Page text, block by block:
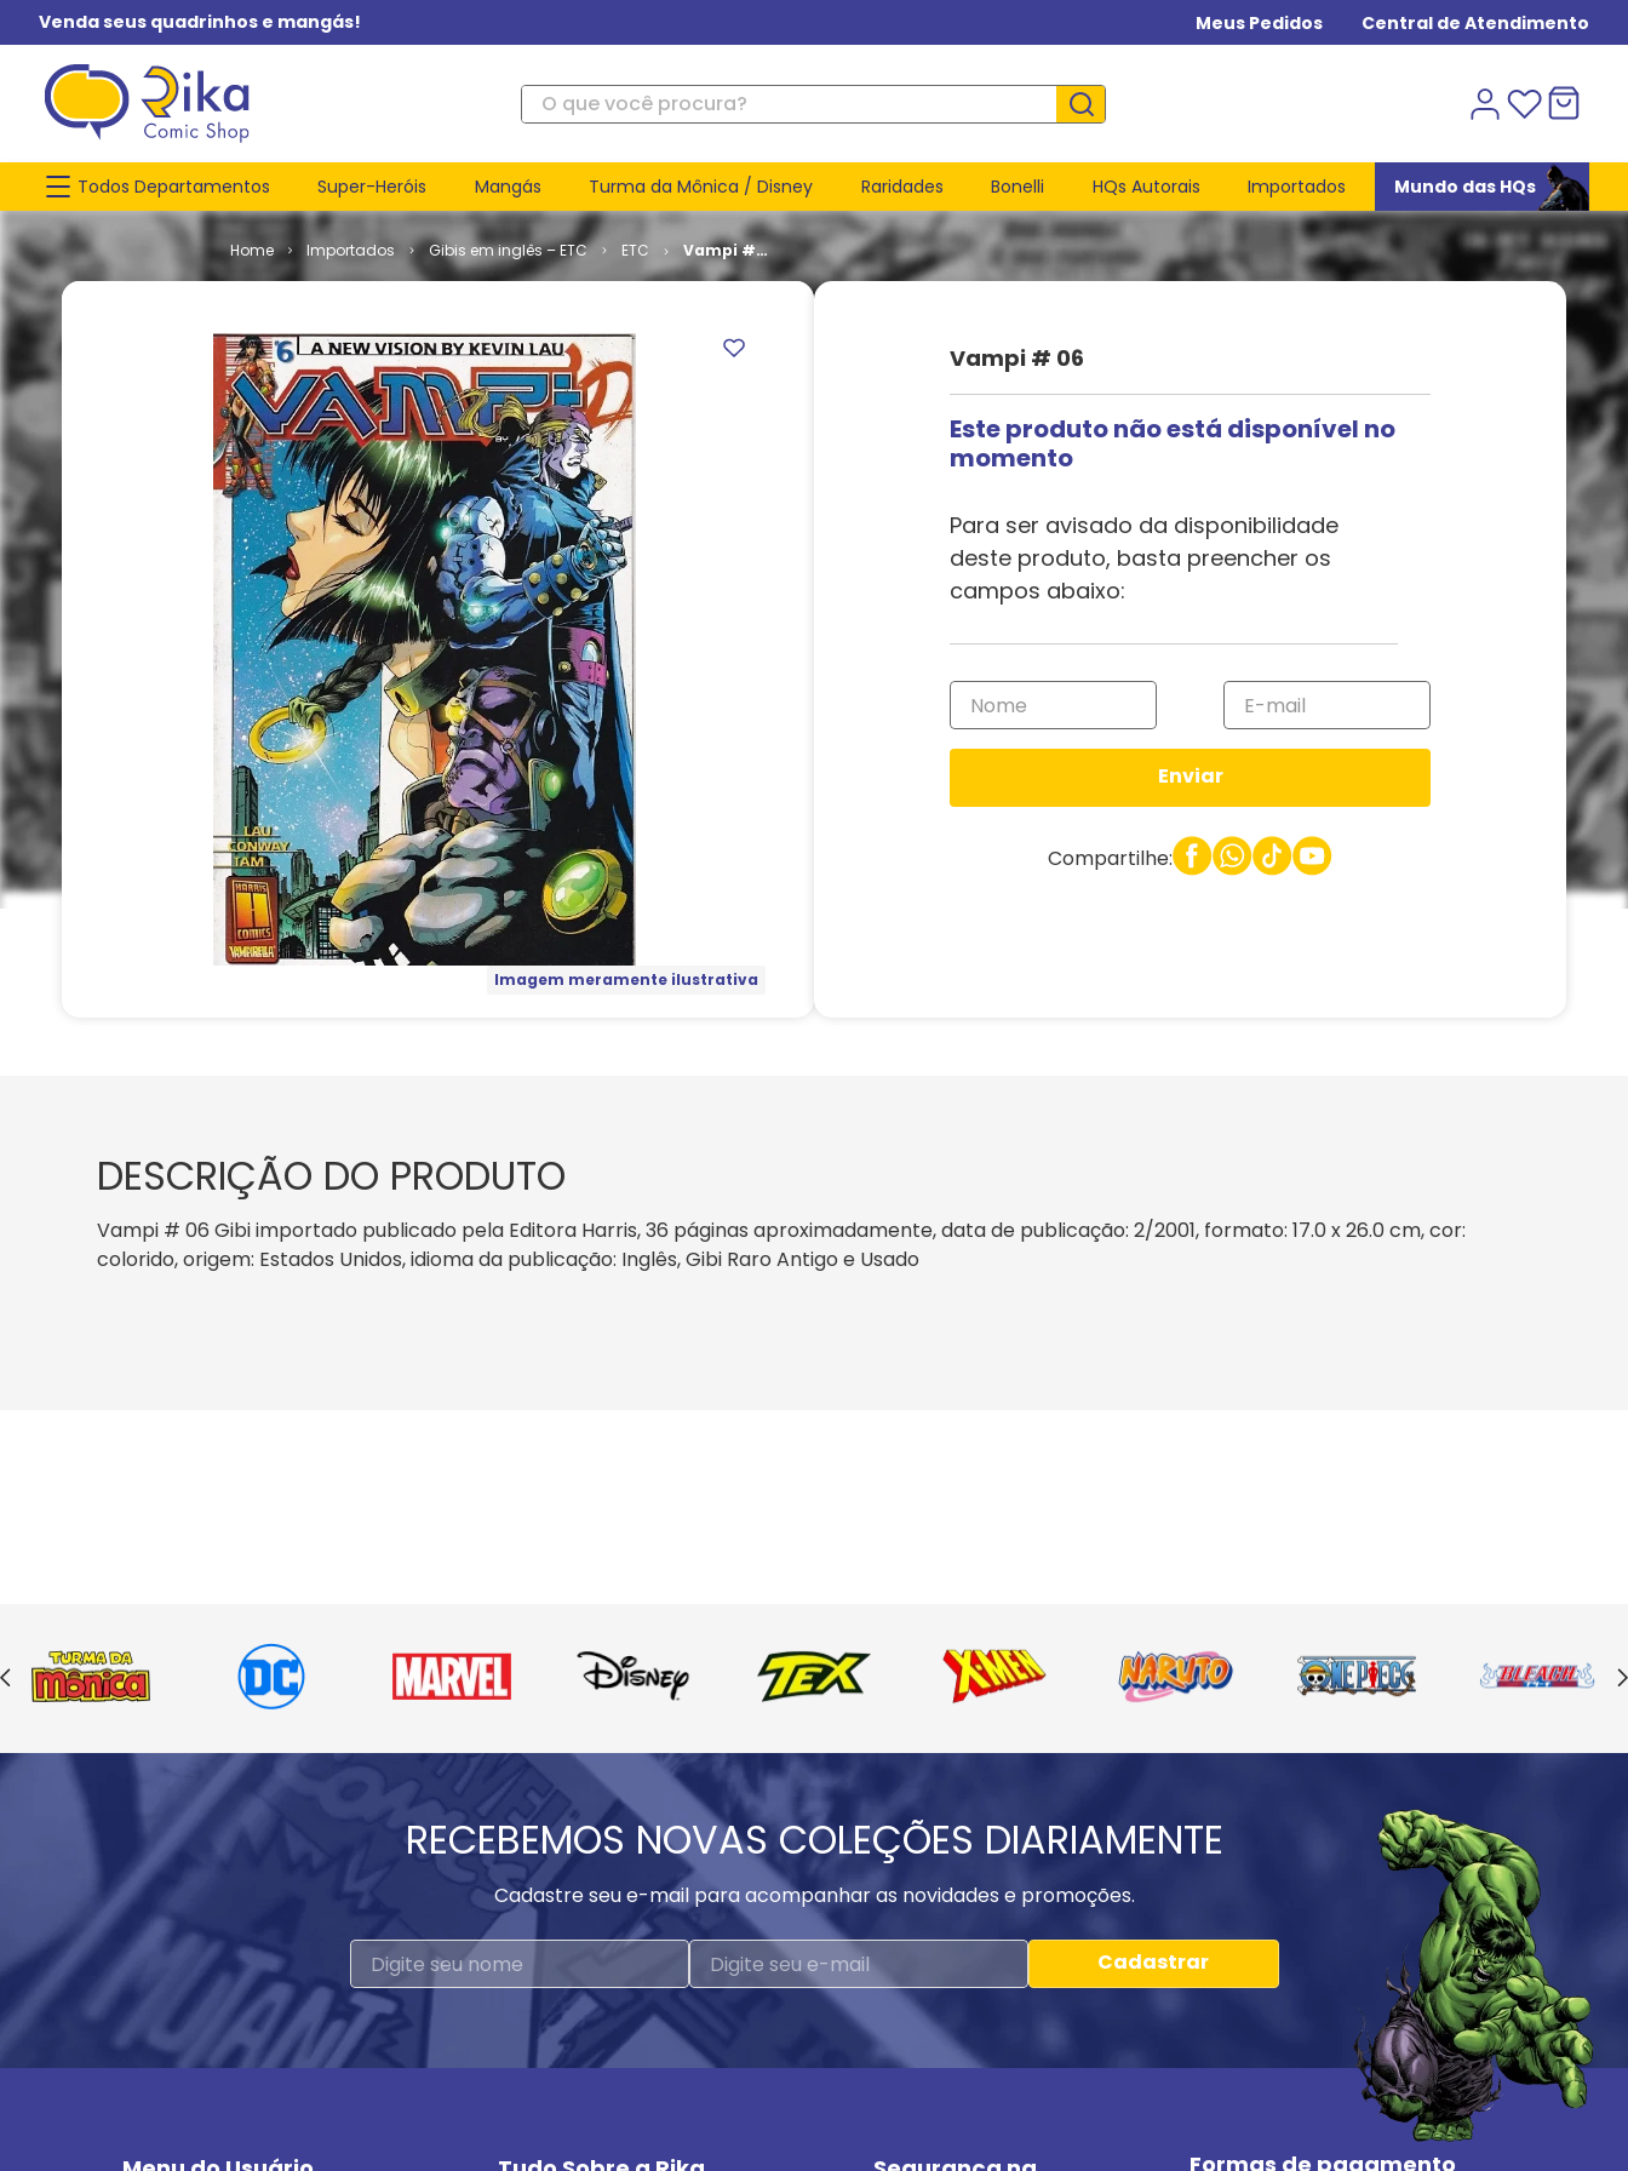
Venda seus quadrinhos e mangás! Meus Pedidos Central de Atendimento
O que você procura?
Todos Departamentos Super-Heróis Mangás Turma da Mônica / Disney Raridades Bonelli HQs Autorais Importados Mundo das HQs
Importados Gibis em inglês – ETC ETC
Vampi #
06
Imagem meramente ilustrativa
Vampi # 06
Este produto não está disponível no
momento
Para ser avisado da disponibilidade
deste produto, basta preencher os
campos abaixo:
Enviar
Compartilhe:
DESCRIÇÃO DO PRODUTO
Vampi # 06 Gibi importado publicado pela Editora Harris, 36 páginas aproximadamente, data de publicação: 2/2001, formato: 17.0 x 26.0 cm, cor:
colorido, origem: Estados Unidos, idioma da publicação: Inglês, Gibi Raro Antigo e Usado
RECEBEMOS NOVAS COLEÇÕES DIARIAMENTE
Cadastre seu e-mail para acompanhar as novidades e promoções.
Cadastrar
Formas de pagamento